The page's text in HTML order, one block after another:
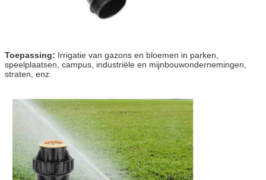
Toepassing: Irrigatie van gazons en bloemen in parken,
speelplaatsen, campus, industriële en mijnbouwondernemingen,
straten, enz.